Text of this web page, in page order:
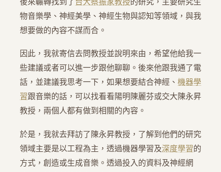
物音樂學、神經美學、神經生物與認知等領域，與我
想要做的內容不謀而合。
因此，我就寄信去問教授並說明來由，希望他給我一
些建議或者可以進一步跟他聊聊。後來他跟我通了電
話，並建議我思考一下，如果想要結合神經、 機器學
習跟音樂的話，可以找看看陽明陳麗芬或交大陳永昇
教授，兩個人都有做到相關的內容。
於是，我就去拜訪了陳永昇教授，了解到他們的研究
領域主要是以工程為主，透過機器學習及深度學習的
方式，創造或生成音樂。透過投入的資料及神經網